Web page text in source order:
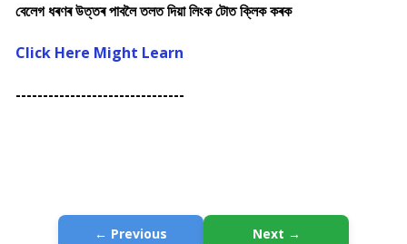
বেলেগ ধৰণৰ উত্তৰ পাবলৈ তলত দিয়া লিংক টোত ক্লিক কৰক
Click Here Might Learn
-------------------------------
← Previous Next →